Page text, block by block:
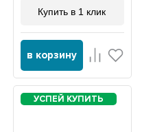
Купить в 1 клик
в корзину